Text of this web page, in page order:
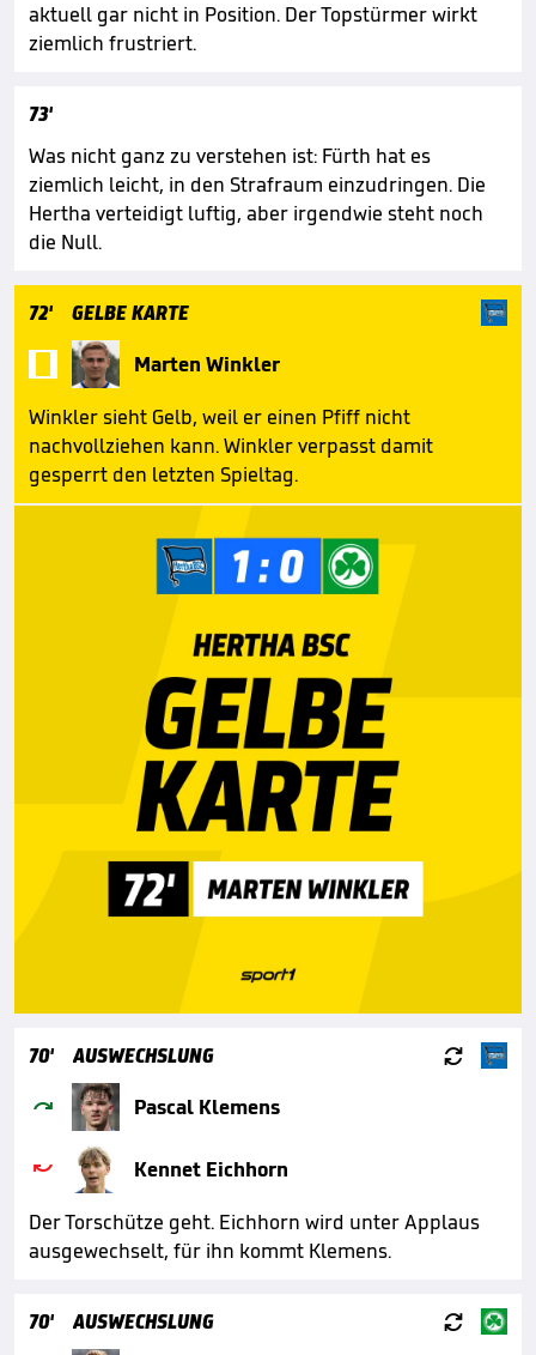
aktuell gar nicht in Position. Der Topstürmer wirkt
ziemlich frustriert.
73'
Was nicht ganz zu verstehen ist: Fürth hat es
ziemlich leicht, in den Strafraum einzudringen. Die
Hertha verteidigt luftig, aber irgendwie steht noch
die Null.
72' GELBE KARTE
Marten Winkler
Winkler sieht Gelb, weil er einen Pfiff nicht
nachvollziehen kann. Winkler verpasst damit
gesperrt den letzten Spieltag.
70' AUSWECHSLUNG 
 Pascal Klemens

Kennet Eichhorn
Der Torschütze geht. Eichhorn wird unter Applaus
ausgewechselt, für ihn kommt Klemens.
70' AUSWECHSLUNG 